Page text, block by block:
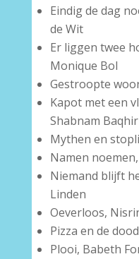
Eindig de dag
de Wit
Er liggen twee
Monique Bol
Gestroopte
Kapot met een
Shabnam
Mythen en
Namen
Niemand blijft
Linden
Oeverloos,
Pizza en de
Plooi, Babeth